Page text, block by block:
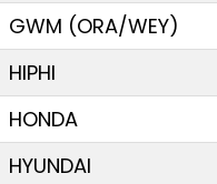
GWM (ORA/WEY)
HIPHI
HONDA
HYUNDAI